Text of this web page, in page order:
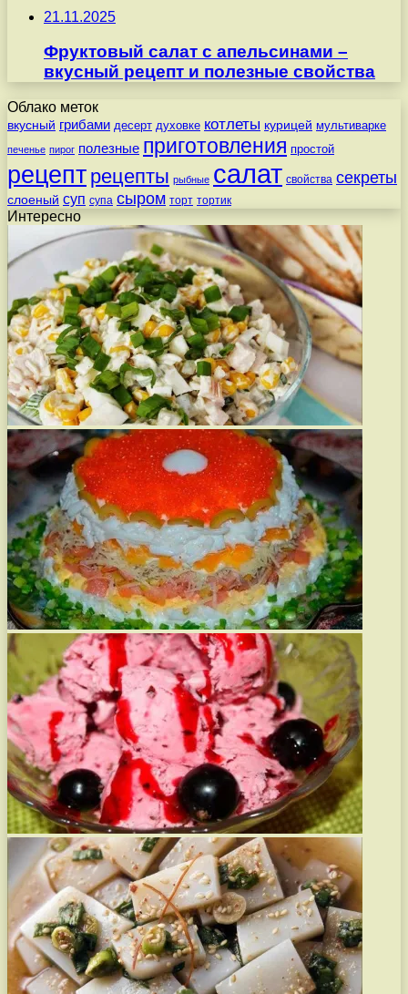
21.11.2025
Фруктовый салат с апельсинами –
вкусный рецепт и полезные свойства
Облако меток
вкусный грибами десерт духовке котлеты курицей мультиварке
печенье пирог полезные приготовления простой
рецепт рецепты рыбные салат свойства секреты
слоеный суп супа сыром торт тортик
Интересно